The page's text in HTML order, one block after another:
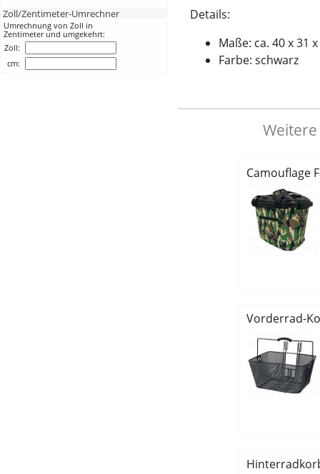
Zoll/Zentimeter-Umrechner
Umrechnung von Zoll in
Zentimeter und umgekehrt:
Zoll:
cm:
Details:
Maße: ca. 40 x 31
Farbe: schwarz
Camouflage
Vorderrad-